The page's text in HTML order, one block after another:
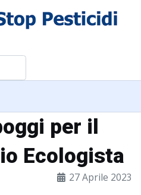
per il
Ecologista
27 Aprile 2023